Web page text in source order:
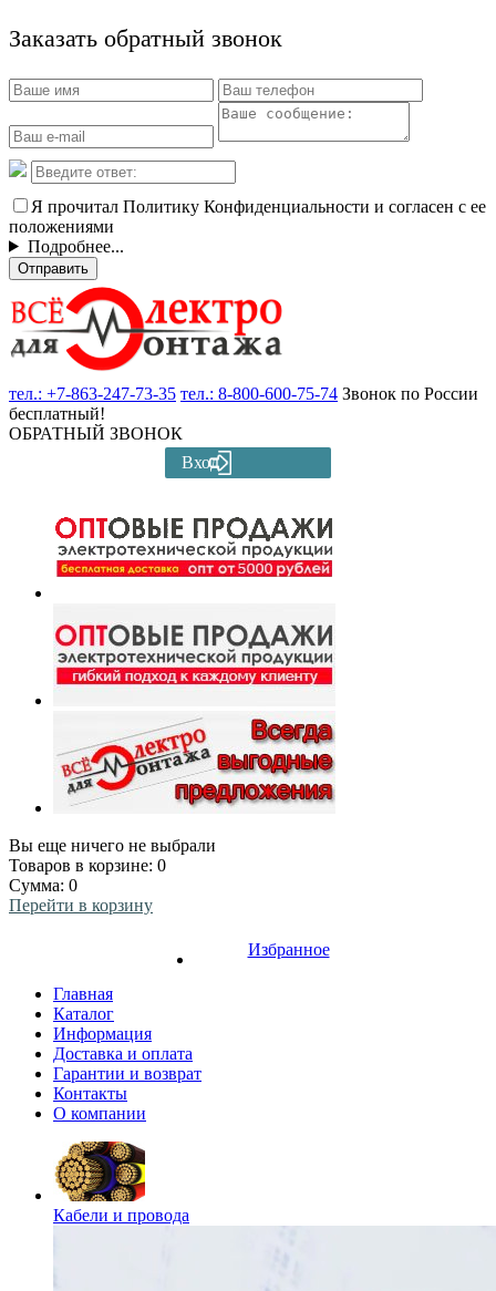
Заказать обратный звонок
Я прочитал Политику Конфиденциальности и согласен с ее
положениями
Подробнее...
Отправить
тел.: +7-863-247-73-35 тел.: 8-800-600-75-74 Звонок по России
бесплатный!
ОБРАТНЫЙ ЗВОНОК
Вход
Вы еще ничего не выбрали
Товаров в корзине: 0
Сумма: 0
Перейти в корзину
Избранное
Главная
Каталог
Информация
Доставка и оплата
Гарантии и возврат
Контакты
О компании
Кабели и провода